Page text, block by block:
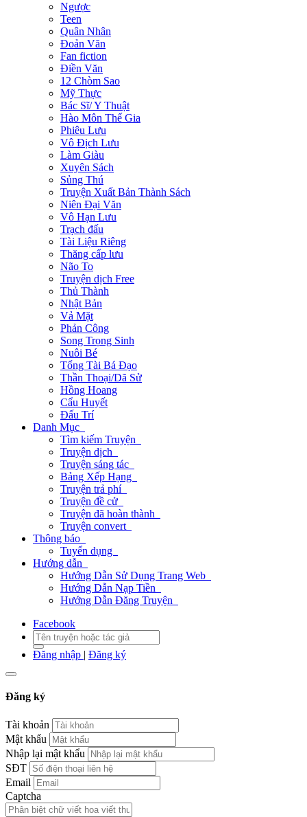
Ngược
Teen
Quân Nhân
Đoản Văn
Fan fiction
Điền Văn
12 Chòm Sao
Mỹ Thực
Bác Sĩ/ Y Thuật
Hào Môn Thế Gia
Phiêu Lưu
Vô Địch Lưu
Làm Giàu
Xuyên Sách
Sủng Thú
Truyện Xuất Bản Thành Sách
Niên Đại Văn
Vô Hạn Lưu
Trạch đấu
Tài Liệu Riêng
Thăng cấp lưu
Não To
Truyện dịch Free
Thủ Thành
Nhật Bản
Vả Mặt
Phản Công
Song Trọng Sinh
Nuôi Bé
Tổng Tài Bá Đạo
Thần Thoại/Dã Sử
Hồng Hoang
Cẩu Huyết
Đấu Trí
Danh Mục
Tìm kiếm Truyện
Truyện dịch
Truyện sáng tác
Bảng Xếp Hạng
Truyện trả phí
Truyện đề cử
Truyện đã hoàn thành
Truyện convert
Thông báo
Tuyển dụng
Hướng dẫn
Hướng Dẫn Sử Dụng Trang Web
Hướng Dẫn Nạp Tiền
Hướng Dẫn Đăng Truyện
Facebook
Đăng nhập | Đăng ký
Đăng ký
Tài khoản
Mật khẩu
Nhập lại mật khẩu
SĐT
Email
Captcha